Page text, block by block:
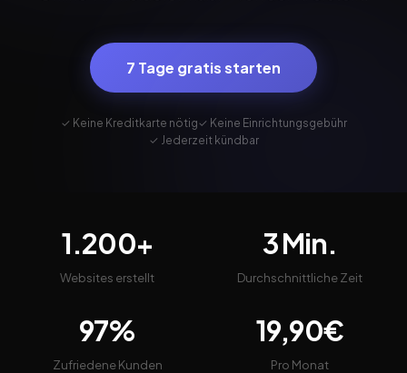
7 Tage gratis starten
✓ Keine Kreditkarte nötig✓ Keine Einrichtungsgebühr
✓ Jederzeit kündbar
1.200+
Websites erstellt
3 Min.
Durchschnittliche Zeit
97%
Zufriedene Kunden
19,90€
Pro Monat